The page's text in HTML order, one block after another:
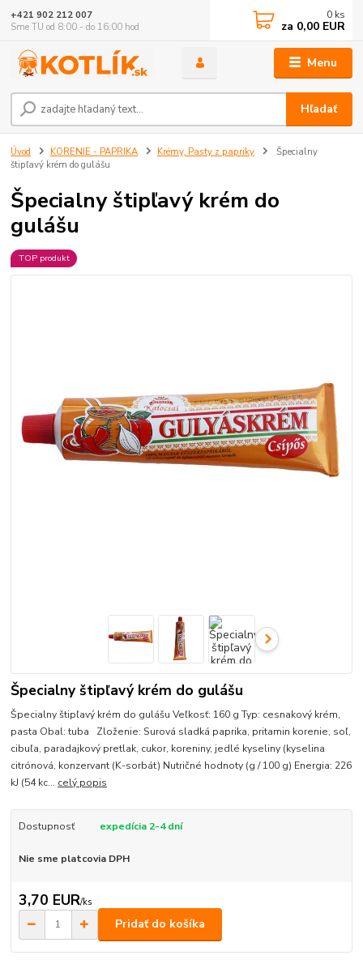
Menu
Hľadať
+421 902 212 007
Sme TU od 8:00 - do 16:00 hod
0 ks
za 0,00 EUR
Úvod KORENIE - PAPRIKA Krémy, Pasty z papriky
Špecialny
štipľavý krém do gulášu
Špecialny štipľavý krém do
gulášu
TOP produkt
Špecialny štipľavý krém do gulášu
Špecialny štipľavý krém do gulášu Veľkosť: 160 g Typ: cesnakový krém,
pasta Obal: tuba Zloženie: Surová sladká paprika, pritamin korenie, soľ,
cibuľa, paradajkový pretlak, cukor, koreniny, jedlé kyseliny (kyselina
citrónová, konzervant (K-sorbát) Nutričné hodnoty (g / 100 g) Energia: 226
kJ (54 kc... celý popis
Dostupnosť expedícia 2-4 dní
Nie sme platcovia DPH
3,70 EUR/ks
Pridať do košíka